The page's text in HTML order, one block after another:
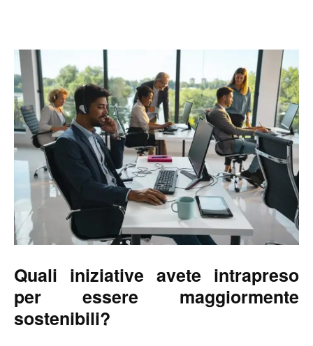
Quali iniziative avete intrapreso
per essere maggiormente
sostenibili?